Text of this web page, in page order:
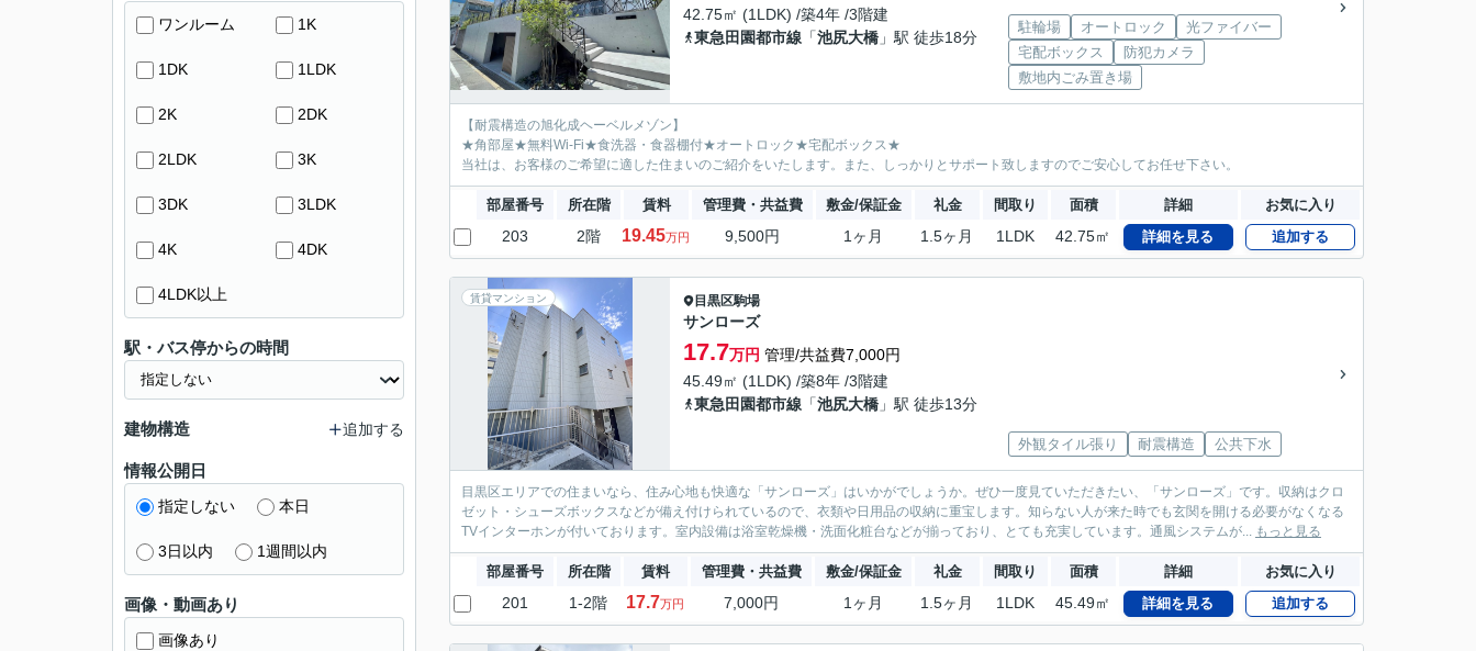
42.75㎡ (1LDK) /築4年 /3階建
東急田園都市線 「池尻大橋 」駅 徒歩18分
駐輪場 オートロック
光ファイバー
宅配ボックス
防犯カメラ
敷地内ごみ置き場
【耐震構造の旭化成ヘーベルメゾン】
★角部屋★無料Wi-Fi★食洗器・食器棚付★オートロック★宅配ボックス★
当社は、お客様のご希望に適した住まいのご紹介をいたします。また、しっかりとサポート致しますのでご安心してお任せ下さい。
部屋番号 所在階 賃料 管理費・共益費 敷金/保証金 礼金 間取り 面積 詳細 お気に入り
203 2階 19.45万円 9,500円 1ヶ月 1.5ヶ月 1LDK 42.75㎡ 詳細を見る 追加する
賃貸マンション 目黒区駒場
サンローズ
17.7万円 管理/共益費7,000円
45.49㎡ (1LDK) /築8年 /3階建
東急田園都市線 「池尻大橋 」駅 徒歩13分
外観タイル張り 耐震構造 公共下水
目黒区エリアでの住まいなら、住み心地も快適な「サンローズ」はいかがでしょうか。ぜひ一度見ていただきたい、「サンローズ」です。収納はクロ
ゼット・シューズボックスなどが備え付けられているので、衣類や日用品の収納に重宝します。知らない人が来た時でも玄関を開ける必要がなくなる
TVインターホンが付いております。室内設備は浴室乾燥機・洗面化粧台などが揃っており、とても充実しています。通風システムが... もっと見る
部屋番号 所在階 賃料 管理費・共益費 敷金/保証金 礼金 間取り 面積 詳細 お気に入り
201 1-2階 17.7万円 7,000円 1ヶ月 1.5ヶ月 1LDK 45.49㎡ 詳細を見る 追加する
ワンルーム 1K
1DK 1LDK
2K 2DK
2LDK 3K
3DK 3LDK
4K 4DK
4LDK以上
駅・バス停からの時間
建物構造 追加する
情報公開日
指定しない 本日
3日以内 1週間以内
画像・動画あり
画像あり